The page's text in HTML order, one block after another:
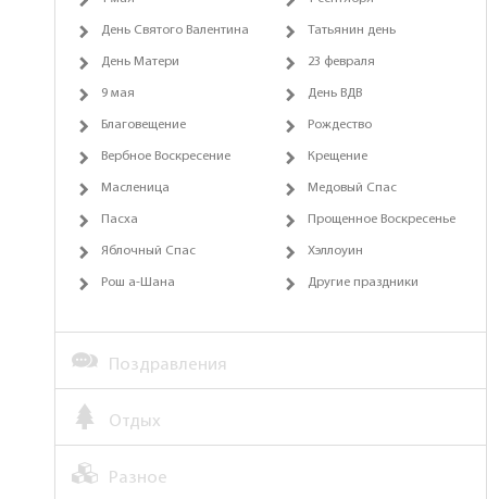
День Святого Валентина Татьянин день
День Матери 23 февраля
9 мая День ВДВ
Благовещение Рождество
Вербное Воскресение Крещение
Масленица Медовый Спас
Пасха Прощенное Воскресенье
Яблочный Спас Хэллоуин
Рош а-Шана Другие праздники
Поздравления
Отдых
Разное